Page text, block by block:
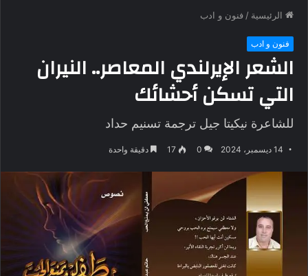
الرئيسية / فنون و ادب
فنون و ادب
الشعر الإيرلندي المعاصر.. النيران
التي تسكن أحشائك
للشاعرة نيكيتا جيل ترجمة تسنيم حداد
14 ديسمبر، 2024 0
17 دقيقة واحدة